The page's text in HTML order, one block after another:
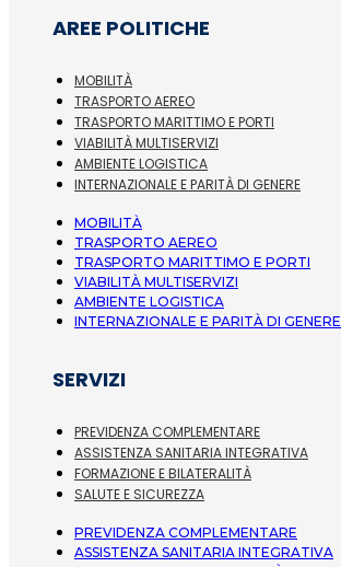
AREE POLITICHE
MOBILITÀ
TRASPORTO AEREO
TRASPORTO MARITTIMO E PORTI
VIABILITÀ MULTISERVIZI
AMBIENTE LOGISTICA
INTERNAZIONALE E PARITÀ DI GENERE
MOBILITÀ
TRASPORTO AEREO
TRASPORTO MARITTIMO E PORTI
VIABILITÀ MULTISERVIZI
AMBIENTE LOGISTICA
INTERNAZIONALE E PARITÀ DI GENERE
SERVIZI
PREVIDENZA COMPLEMENTARE
ASSISTENZA SANITARIA INTEGRATIVA
FORMAZIONE E BILATERALITÀ
SALUTE E SICUREZZA
PREVIDENZA COMPLEMENTARE
ASSISTENZA SANITARIA INTEGRATIVA